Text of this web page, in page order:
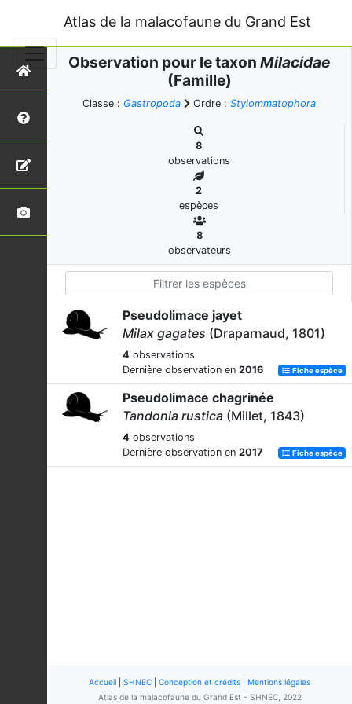
Atlas de la malacofaune du Grand Est
Observation pour le taxon Milacidae
(Famille)
Classe : Gastropoda Ordre : Stylommatophora
8
observations
2
espèces
8
observateurs
Pseudolimace jayet
Milax gagates (Draparnaud, 1801)
4 observations
Dernière observation en 2016 Fiche espèce
Pseudolimace chagrinée
Tandonia rustica (Millet, 1843)
4 observations
Dernière observation en 2017 Fiche espèce
Accueil SHNEC Conception et crédits
Mentions légales
Atlas de la malacofaune du Grand Est - SHNEC, 2022